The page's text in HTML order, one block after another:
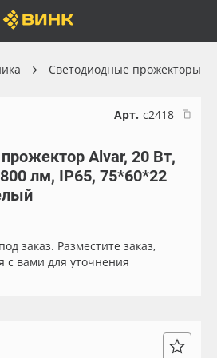
Светодиодные прожекторы
Арт. с2418
Alvar, 20 Вт,
лм, IP65, 75*60*22
заказ. Разместите заказ,
с вами для уточнения